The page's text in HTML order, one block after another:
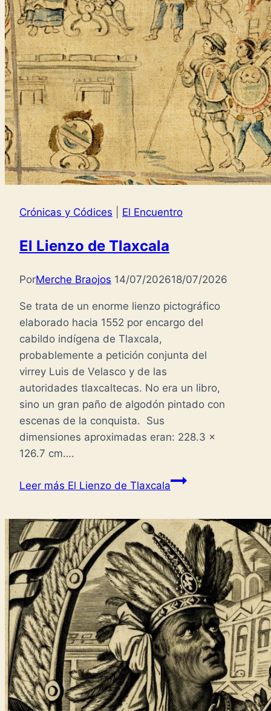
Crónicas y Códices El Encuentro
El Lienzo de Tlaxcala
PorMerche Braojos 14/07/202618/07/2026
Se trata de un enorme lienzo pictográfico
elaborado hacia 1552 por encargo del
cabildo indígena de Tlaxcala,
probablemente a petición conjunta del
virrey Luis de Velasco y de las
autoridades tlaxcaltecas. No era un libro,
sino un gran paño de algodón pintado con
escenas de la conquista. Sus
dimensiones aproximadas eran: 228.3 x
126.7 cm….
Leer más El Lienzo de Tlaxcala